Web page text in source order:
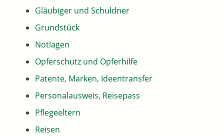
Gläubiger und Schuldner
Grundstück
Notlagen
Opferschutz und Opferhilfe
Patente, Marken, Ideentransfer
Personalausweis, Reisepass
Pflegeeltern
Reisen